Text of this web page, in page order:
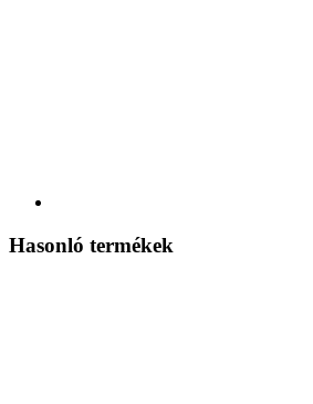
Hasonló termékek